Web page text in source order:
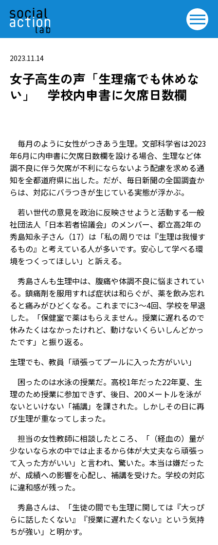
2023.11.14
女子高生の声「生理痛でも休めな
い」 学校内申書に欠席日数欄
毎月のように女性がつきあう生理。文部科学省は2023
年6月に内申書に欠席日数欄を設ける場合、生理など体
調不良に伴う欠席が不利にならないよう配慮を求める通
知を全都道府県に出した。だが、毎日新聞の全国調査か
らは、対応にバラつきが生じている実態が浮かぶ。
若い世代の意見を政治に反映させようと活動する一般
社団法人「日本若者協議会」のメンバー、都立高2年の
秀島知永子さん（17）は「私の周りでは『生理は我慢す
るもの』と考えている人が多いです。安心して学べる環
境をつくってほしい」と訴える。
秀島さんも生理中は、腹痛や体調不良に悩まされてい
る。鎮痛剤を服用すれば症状は和らぐが、薬を飲み忘れ
ると痛みがひどくなる。これまでに3～4回、学校を早退
した。「保健室で薬はもらえません。授業に遅れるので
休みたくはなかったけれど、動けないくらいしんどかっ
たです」と振り返る。
生理でも、教員「頑張ってプールに入った方がいい」
困ったのは水泳の授業だ。高校1年だった22年夏、生
理のため授業に参加できず、後日、200メートルを泳が
ないといけない「補講」を課された。しかしその日に再
び生理が重なってしまった。
担当の女性教師に相談したところ、「（経血の）量が
少ないなら水の中では止まるから体が大丈夫なら頑張っ
て入った方がいい」と言われ、驚いた。本当は嫌だった
が、成績への影響を心配し、補講を受けた。学校の対応
に違和感が残った。
秀島さんは、「生徒の間でも生理に関しては『大っぴ
らに話したくない』『授業に遅れたくない』という気持
ちが強い」と明かす。